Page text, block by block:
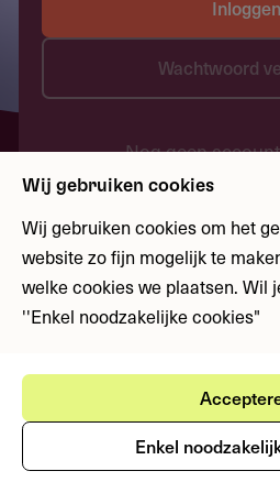
Inloggen
Wachtwoord
Nog geen
Wij gebruiken cookies
Wij gebruiken cookies om het
website zo fijn mogelijk te
welke cookies we plaatsen. Wil
''Enkel noodzakelijke cookies"
Enkel